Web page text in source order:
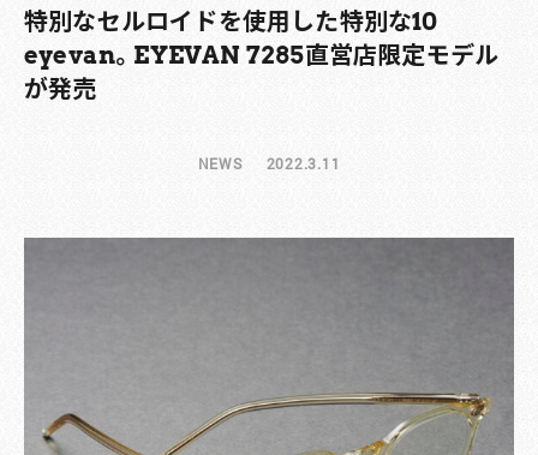
特別なセルロイドを使用した特別な10
eyevan。EYEVAN 7285直営店限定モデル
が発売
NEWS 2022.3.11